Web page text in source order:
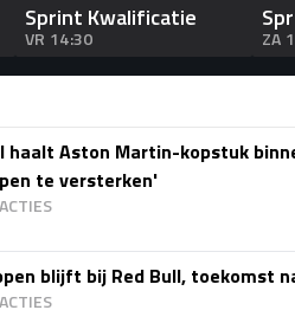
Sprint Kwalificatie
VR 14:30 ZA
haalt Aston Martin-kopstuk
te versterken'
blijft bij Red Bull, toekomst